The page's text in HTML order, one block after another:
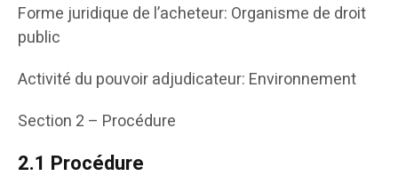
Forme juridique de l’acheteur: Organisme de droit
public
Activité du pouvoir adjudicateur: Environnement
Section 2 – Procédure
2.1 Procédure